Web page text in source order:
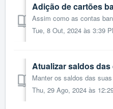
Adição de cartões
Tue, 8 Out, 2024 às 3:39
Atualizar saldos
Thu, 29 Ago, 2024 às